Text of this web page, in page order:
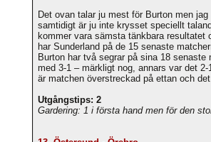
Det ovan talar ju mest för Burton men
samtidigt är ju inte krysset speciellt
kommer vara sämsta tänkbara
har Sunderland på de 15 senaste
Burton har två segrar på sina 18
med 3-1 – märkligt nog, annars var det
är matchen överstreckad på ettan och
Utgångstips: 2
Gardering: 1 i första hand men för den